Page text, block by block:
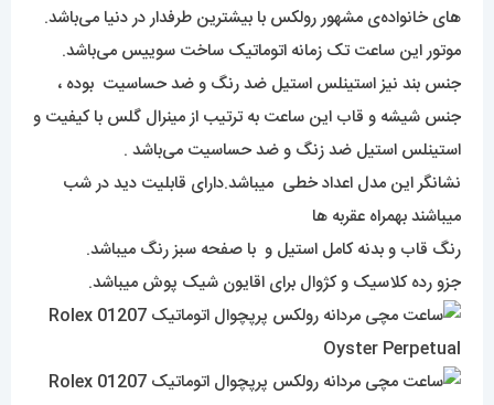
های خانواده‌ی مشهور رولکس با بیشترین طرفدار در دنیا می‌باشد.
موتور این ساعت تک زمانه اتوماتیک ساخت سوییس می‌باشد.
جنس بند نیز استینلس استیل ضد رنگ و ضد حساسیت بوده ،
جنس شیشه و قاب این ساعت به ترتیب از مینرال گلس با کیفیت و
استینلس استیل ضد زنگ و ضد حساسیت می‌باشد .
نشانگر این مدل اعداد خطی میباشد.دارای قابلیت دید در شب
میباشند بهمراه عقربه ها
رنگ قاب و بدنه کامل استیل و با صفحه سبز رنگ میباشد.
جزو رده کلاسیک و کژوال برای اقایون شیک پوش میباشد.